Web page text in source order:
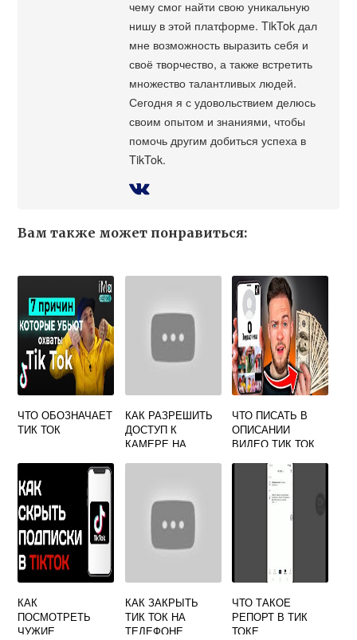
чему смог найти свою уникальную
нишу в этой платформе. TikTok дал
мне возможность выразить себя и
своё творчество, а также встретить
множество талантливых людей.
Сегодня я с удовольствием делюсь
своим опытом и знаниями, чтобы
помочь другим добиться успеха в
TikTok.
Вам также может понравиться:
ЧТО ОБОЗНАЧАЕТ
ТИК ТОК
КАК РАЗРЕШИТЬ
ДОСТУП К
КАМЕРЕ НА
ЧТО ПИСАТЬ В
ОПИСАНИИ
ВИДЕО ТИК ТОК
КАК
ПОСМОТРЕТЬ
ЧУЖИЕ
КАК ЗАКРЫТЬ
ТИК ТОК НА
ТЕЛЕФОНЕ
ЧТО ТАКОЕ
РЕПОРТ В ТИК
ТОКЕ